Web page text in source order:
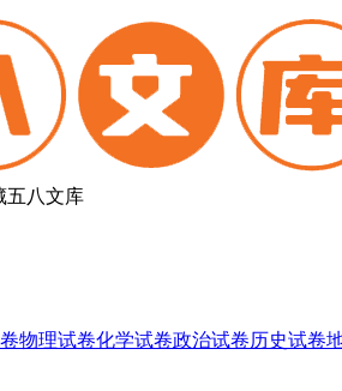
五八文库
物理试卷化学试卷政治试卷历史试卷